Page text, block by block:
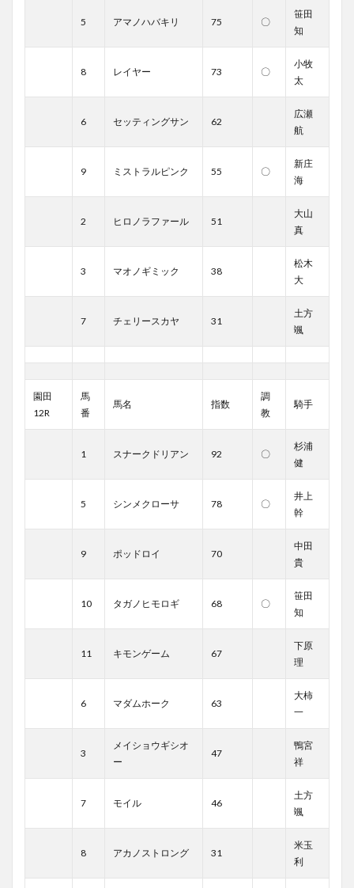
5 アマノハバキリ 75 〇
笹田
知
8 レイヤー 73 〇
小牧
太
6 セッティングサン 62
広瀬
航
9 ミストラルピンク 55 〇
新庄
海
2 ヒロノラファール 51
大山
真
3 マオノギミック 38
松木
大
7 チェリースカヤ 31
土方
颯
園田
12R
馬
番
馬名 指数
調
教
騎手
1 スナークドリアン 92 〇
杉浦
健
5 シンメクローサ 78 〇
井上
幹
9 ポッドロイ 70
中田
貴
10 タガノヒモロギ 68 〇
笹田
知
11 キモンゲーム 67
下原
理
6 マダムホーク 63
大柿
一
3
メイショウギシオ
ー
47
鴨宮
祥
7 モイル 46
土方
颯
8 アカノストロング 31
米玉
利